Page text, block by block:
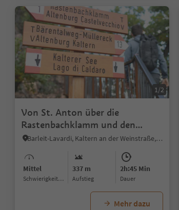
1/2
Von St. Anton über die
Rastenbachklamm und den
Friedensweg
Barleit-Lavardi, Kaltern an der Weinstraße, Südtiroler Weinstraße
Mittel
Schwierigkeitsgrad
337 m
Aufstieg
2h:45 Min
Dauer
Mehr dazu